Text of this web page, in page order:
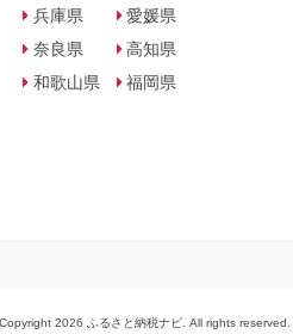
兵庫県
奈良県
和歌山県
愛媛県
高知県
福岡県
2026 ふるさと納税ナビ. All rights reserved.